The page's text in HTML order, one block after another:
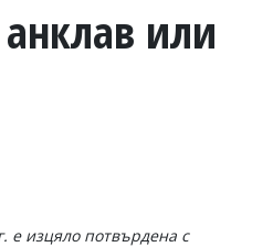
или
е изцяло потвърдена с